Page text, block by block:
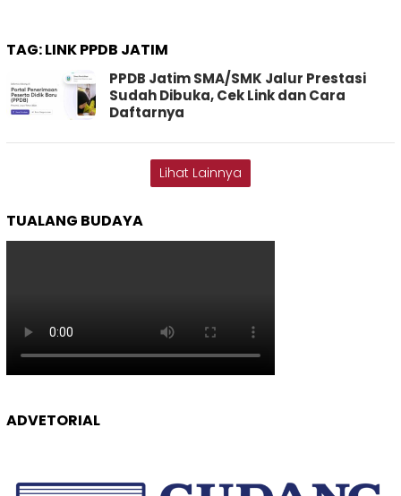
TAG:LINK PPDB JATIM
PPDB Jatim SMA/SMK Jalur Prestasi
Sudah Dibuka, Cek Link dan Cara
Daftarnya
Lihat Lainnya
TUALANG BUDAYA
ADVETORIAL